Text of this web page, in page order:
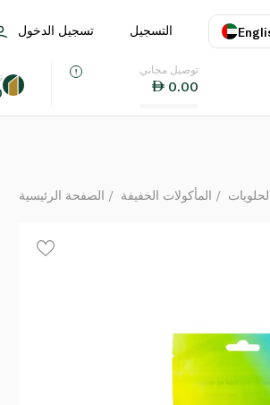
اللغة
التسجيل تسجيل الدخول
توصيل مجاني
0.00
Kitchen Vegan Jelly Beans Pouch 200g
الصفحة الرئيسية المأكولات الخفيفة